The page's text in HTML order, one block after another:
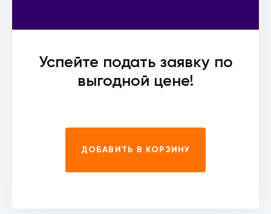
Успейте подать заявку по
выгодной цене!
ДОБАВИТЬ В КОРЗИНУ